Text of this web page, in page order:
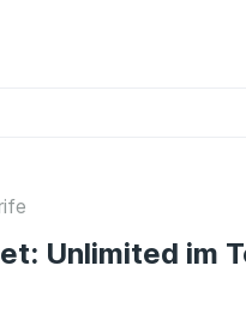
Unlimited im